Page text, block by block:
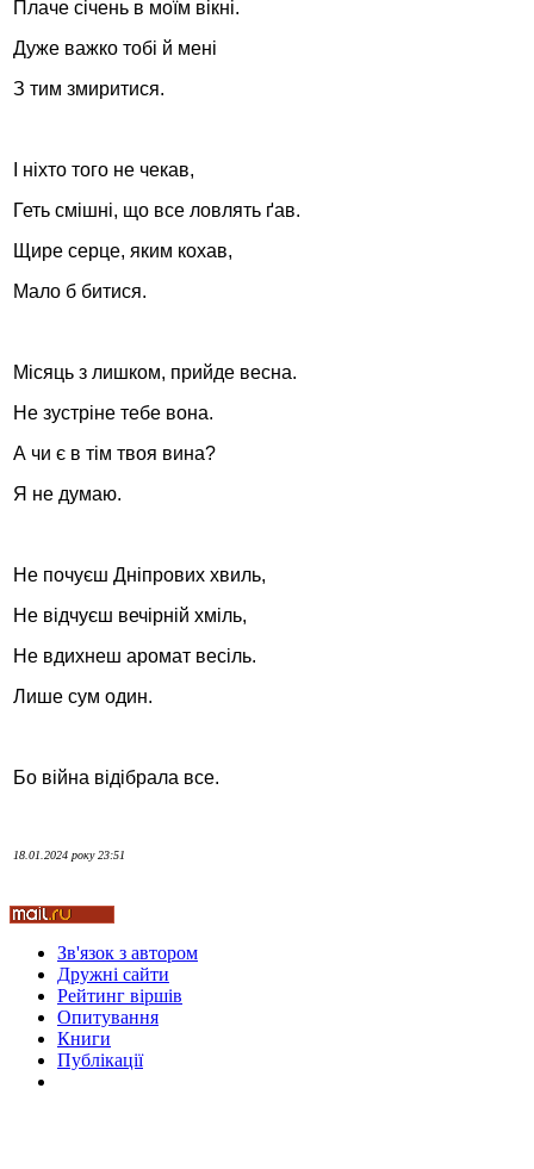
Стамбул 2010
Стамбул 2010
Стамбул 2010
Плаче січень в моїм вікні.
Дуже важко тобі й мені
З тим змиритися.
І ніхто того не чекав,
Геть смішні, що все ловлять ґав.
Щире серце, яким кохав,
Мало б битися.
Місяць з лишком, прийде весна.
Не зустріне тебе вона.
А чи є в тім твоя вина?
Я не думаю.
Не почуєш Дніпрових хвиль,
Не відчуєш вечірній хміль,
Не вдихнеш аромат весіль.
Лише сум один.
Бо війна відібрала все.
18.01.2024 року 23:51
Зв'язок з автором
Дружні cайти
Рейтинг віршів
Опитування
Книги
Публікації